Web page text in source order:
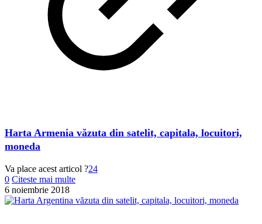
Harta Armenia văzuta din satelit, capitala, locuitori,
moneda
Va place acest articol ?24
0 Citeste mai multe
6 noiembrie 2018